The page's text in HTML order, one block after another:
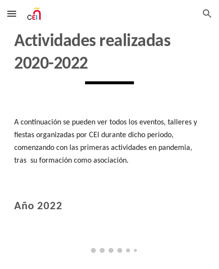
Skip to main content Skip to navigation
Actividades realizadas
2020-2022
A continuación se pueden ver todos los eventos, talleres y
fiestas organizadas por CEI durantedicho periodo,
comenzando con las primeras actividades en pandemia,
tras su formación como asociación.
Año 2022